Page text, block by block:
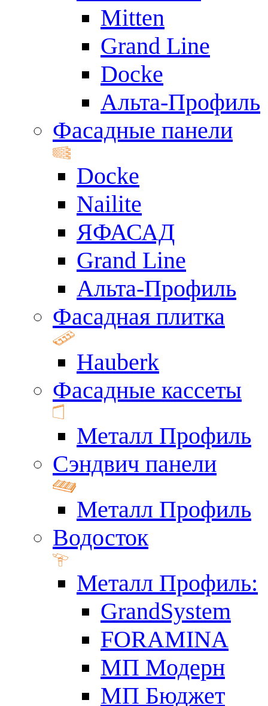
Mitten
Grand Line
Docke
Альта-Профиль
Фасадные панели
Docke
Nailite
ЯФАСАД
Grand Line
Альта-Профиль
Фасадная плитка
Hauberk
Фасадные кассеты
Металл Профиль
Сэндвич панели
Металл Профиль
Водосток
Металл Профиль:
GrandSystem
FORAMINA
МП Модерн
МП Бюджет